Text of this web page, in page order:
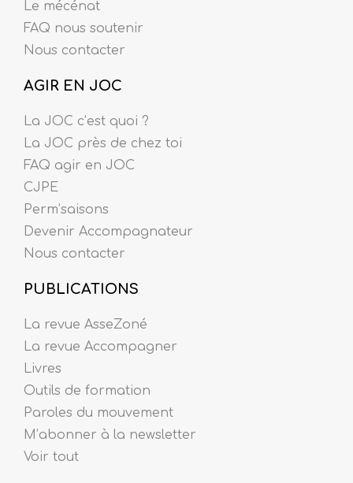
Le mécénat
FAQ nous soutenir
Nous contacter
AGIR EN JOC
La JOC c’est quoi ?
La JOC près de chez toi
FAQ agir en JOC
CJPE
Perm’saisons
Devenir Accompagnateur
Nous contacter
PUBLICATIONS
La revue AsseZoné
La revue Accompagner
Livres
Outils de formation
Paroles du mouvement
M’abonner à la newsletter
Voir tout